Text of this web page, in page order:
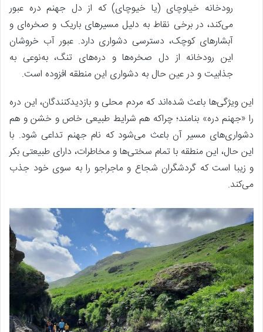
رودخانه خیاوچای (یا خیوچای) که از دل جهنم دره عبور
می‌کند، در برخی نقاط به دلیل مسیرهای باریک و صخره‌ای و
آبشارهای کوچک، دسترسی دشواری دارد. عبور آب خروشان
این رودخانه از دل صخره‌ها و دره‌های تنگ، به‌نوعی به
جذابیت و در عین حال به دشواری این منطقه افزوده است.
این ویژگی‌ها باعث شده‌اند که مردم محلی و بازدیدکنندگان، این دره
را «جهنم دره» بنامند؛ چراکه هم شرایط طبیعی خاص و خشن و هم
دشواری‌های مسیر آن باعث می‌شود که نام جهنم تداعی شود. با
این حال، این منطقه با تمام سختی‌ها و مخاطرات، دارای طبیعتی بکر
و زیبا است که گردشگران شجاع و ماجراجو را به سوی خود جذب
می‌کند.